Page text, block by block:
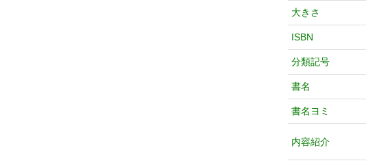
大きさ
ISBN
分類記号
書名
書名ヨミ
内容紹介